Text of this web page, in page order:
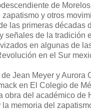
de
zapatismo y otros
las primeras décadas
señales de la tradición
en algunas de
en el Sur
Jean Meyer y Aurora
en El Colegio de
obra del académico de
la memoria del